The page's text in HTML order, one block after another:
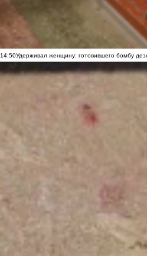
14:50Удерживал женщину: готовившего бомбу